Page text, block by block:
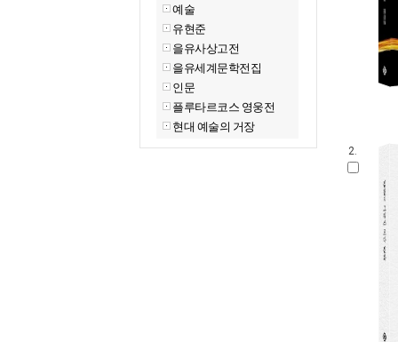
예술
유현준
을유사상고전
을유세계문학전집
인문
플루타르코스 영웅전
현대 예술의 거장
2.